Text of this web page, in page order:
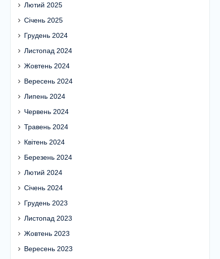
Лютий 2025
Січень 2025
Грудень 2024
Листопад 2024
Жовтень 2024
Вересень 2024
Липень 2024
Червень 2024
Травень 2024
Квітень 2024
Березень 2024
Лютий 2024
Січень 2024
Грудень 2023
Листопад 2023
Жовтень 2023
Вересень 2023